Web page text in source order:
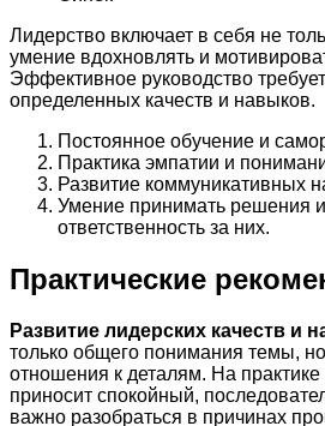
Лидерство включает в себя не
умение вдохновлять и
Эффективное руководство
определенных качеств и навыков.
Постоянное обучение и
Практика эмпатии и
Развитие коммуникативных
Умение принимать решения
ответственность за них.
Практические
Развитие лидерских качеств и
только общего понимания темы,
отношения к деталям. На
приносит спокойный,
важно разобраться в причинах